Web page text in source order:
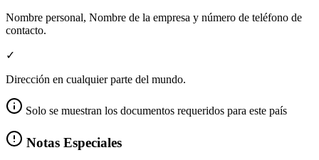
Nombre personal, Nombre de la empresa y número de teléfono de
contacto.
✓
Dirección en cualquier parte del mundo.
Solo se muestran los documentos requeridos para este país
Notas Especiales